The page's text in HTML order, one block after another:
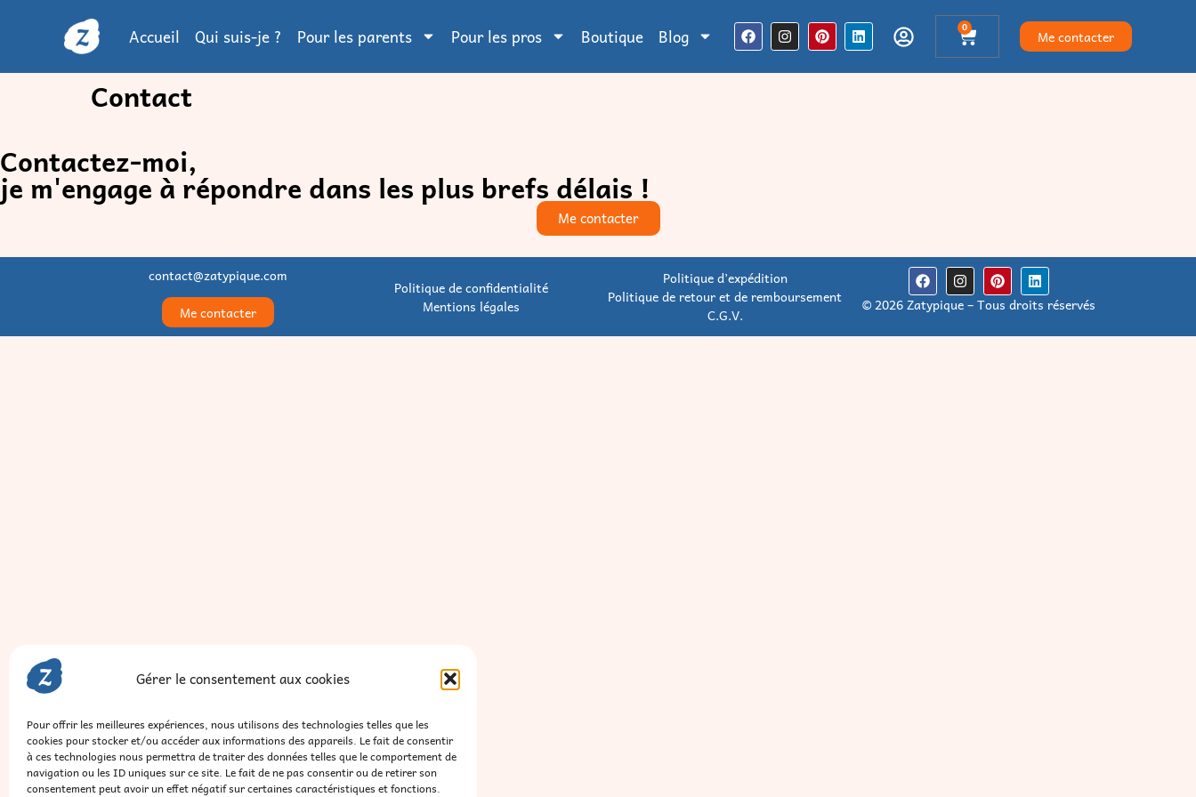
Gérer le consentement aux cookies
Pour offrir les meilleures expériences, nous utilisons des technologies telles que les
cookies pour stocker et/ou accéder aux informations des appareils. Le fait de consentir
à ces technologies nous permettra de traiter des données telles que le comportement de
navigation ou les ID uniques sur ce site. Le fait de ne pas consentir ou de retirer son
consentement peut avoir un effet négatif sur certaines caractéristiques et fonctions.
Accueil Qui suis-je ? Pour les parents Pour les pros Boutique Blog 0 Me contacter
Contact
Contactez-moi,
je m'engage à répondre dans les plus brefs délais !
Me contacter
contact@zatypique.com
Me contacter
Politique de confidentialité
Mentions légales
Politique d’expédition
Politique de retour et de remboursement
C.G.V.
© 2026 Zatypique – Tous droits réservés